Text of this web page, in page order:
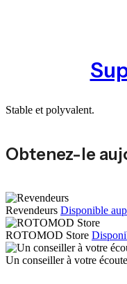
Stable et polyvalent.
Obtenez-le
Revendeurs Disponible
ROTOMOD Store
Un conseiller à votre écoute